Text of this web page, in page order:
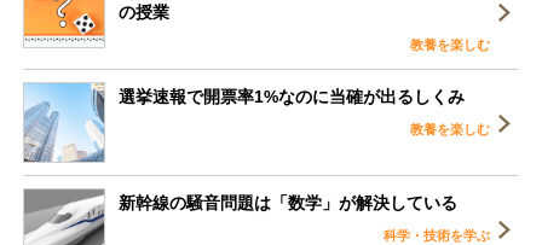
の授業
教養を楽しむ
選挙速報で開票率1%なのに当確が出るしくみ
教養を楽しむ
新幹線の騒音問題は「数学」が解決している
科学・技術を学ぶ